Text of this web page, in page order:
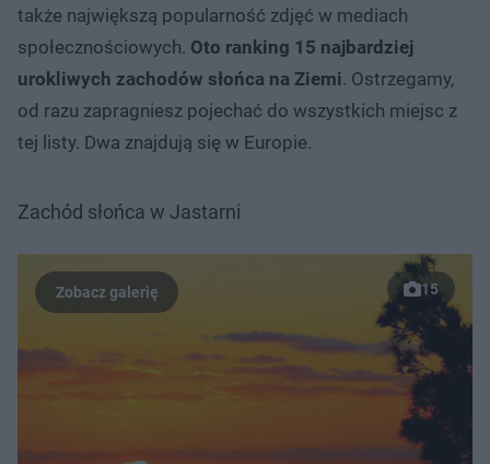
także największą popularność zdjęć w mediach
społecznościowych. Oto ranking 15 najbardziej
urokliwych zachodów słońca na Ziemi. Ostrzegamy,
od razu zapragniesz pojechać do wszystkich miejsc z
tej listy. Dwa znajdują się w Europie.
Zachód słońca w Jastarni
15